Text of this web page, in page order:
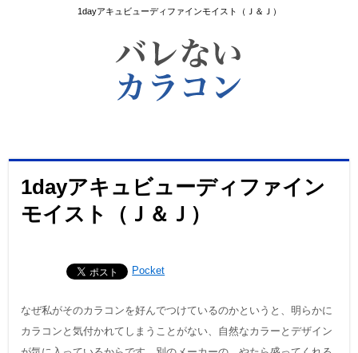
1dayアキュビューディファインモイスト（Ｊ＆Ｊ）
1dayアキュビューディファイン
モイスト（Ｊ＆Ｊ）
Pocket
なぜ私がそのカラコンを好んでつけているのかというと、明らかに
カラコンと気付かれてしまうことがない、自然なカラーとデザイン